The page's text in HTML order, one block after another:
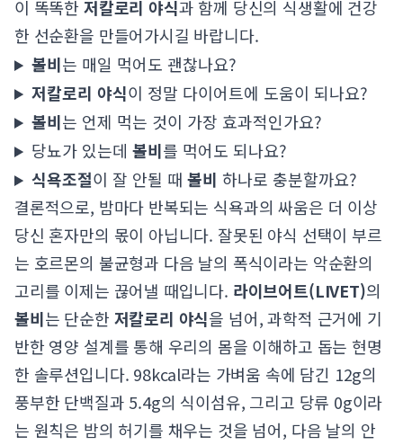
이 똑똑한 저칼로리 야식과 함께 당신의 식생활에 건강
한 선순환을 만들어가시길 바랍니다.
볼비는 매일 먹어도 괜찮나요?
저칼로리 야식이 정말 다이어트에 도움이 되나요?
볼비는 언제 먹는 것이 가장 효과적인가요?
당뇨가 있는데볼비를 먹어도 되나요?
식욕조절이 잘 안될 때볼비 하나로 충분할까요?
결론적으로, 밤마다 반복되는 식욕과의 싸움은 더 이상
당신 혼자만의 몫이 아닙니다. 잘못된 야식 선택이 부르
는 호르몬의 불균형과 다음 날의 폭식이라는 악순환의
고리를 이제는 끊어낼 때입니다. 라이브어트(LIVET)의
볼비는 단순한 저칼로리 야식을 넘어, 과학적 근거에 기
반한 영양 설계를 통해 우리의 몸을 이해하고 돕는 현명
한 솔루션입니다. 98kcal라는 가벼움 속에 담긴 12g의
풍부한 단백질과 5.4g의 식이섬유, 그리고 당류 0g이라
는 원칙은 밤의 허기를 채우는 것을 넘어, 다음 날의 안